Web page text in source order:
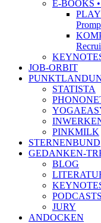
E-BOOKS
JOB-ORBIT
STATISTA
PINKMILK
STERNENBUND
GEDANKEN-
BLOG
PODCASTS
JURY
ANDOCKEN